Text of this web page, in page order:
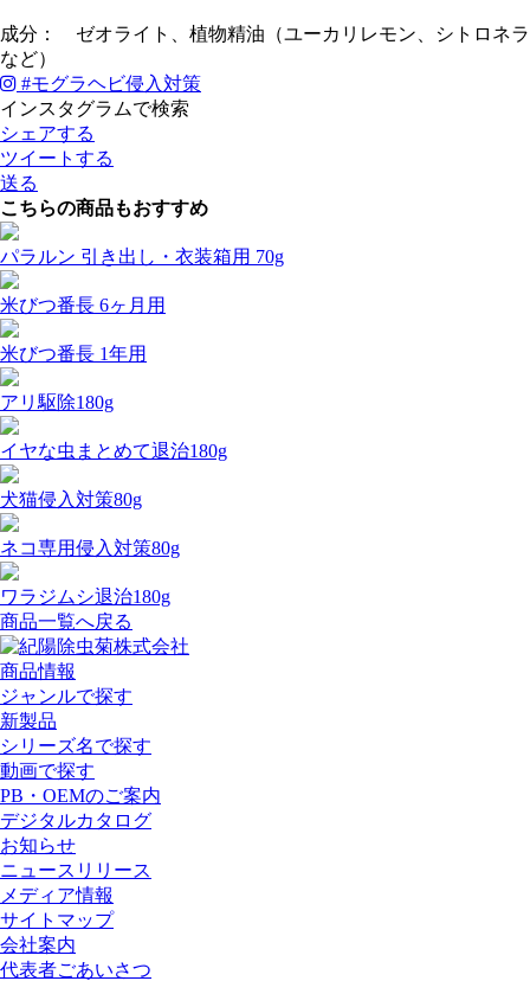
成分： ゼオライト、植物精油（ユーカリレモン、シトロネラ
など）
#モグラヘビ侵入対策
インスタグラムで検索
シェアする
ツイートする
送る
こちらの商品もおすすめ
パラルン 引き出し・衣装箱用 70g
米びつ番長 6ヶ月用
米びつ番長 1年用
アリ駆除180g
イヤな虫まとめて退治180g
犬猫侵入対策80g
ネコ専用侵入対策80g
ワラジムシ退治180g
商品一覧へ戻る
商品情報
ジャンルで探す
新製品
シリーズ名で探す
動画で探す
PB・OEMのご案内
デジタルカタログ
お知らせ
ニュースリリース
メディア情報
サイトマップ
会社案内
代表者ごあいさつ